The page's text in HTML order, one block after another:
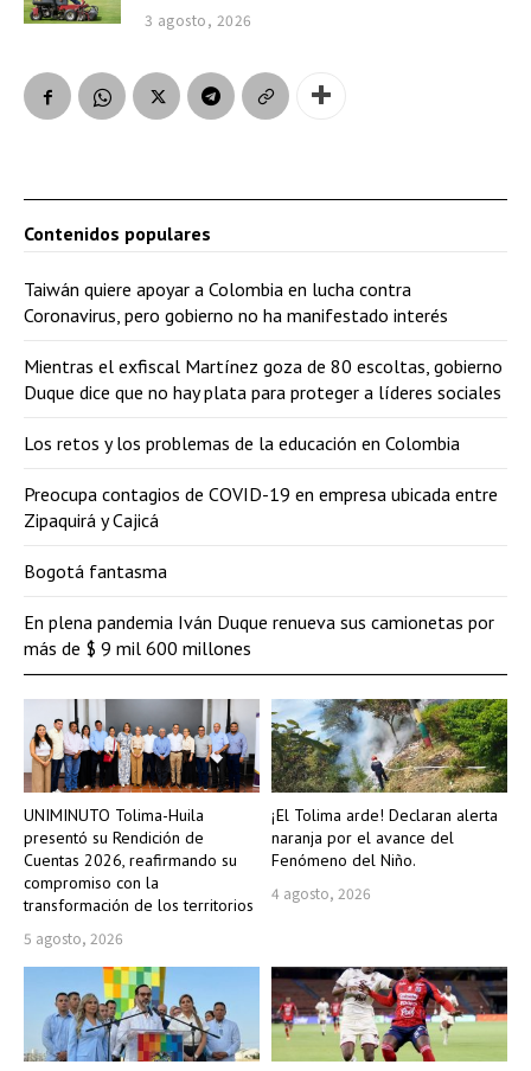
3 agosto, 2026
UNIMINUTO Tolima-Huila
presentó su Rendición de
Cuentas 2026, reafirmando su
compromiso con la
transformación de los territorios
5 agosto, 2026
¡El Tolima arde! Declaran alerta
naranja por el avance del
Fenómeno del Niño.
4 agosto, 2026
Contenidos populares
Taiwán quiere apoyar a Colombia en lucha contra
Coronavirus, pero gobierno no ha manifestado interés
Mientras el exfiscal Martínez goza de 80 escoltas, gobierno
Duque dice que no hay plata para proteger a líderes sociales
Los retos y los problemas de la educación en Colombia
Preocupa contagios de COVID-19 en empresa ubicada entre
Zipaquirá y Cajicá
Bogotá fantasma
En plena pandemia Iván Duque renueva sus camionetas por
más de $ 9 mil 600 millones